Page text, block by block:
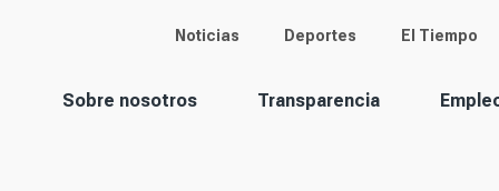
Main menu
Noticias Deportes El Tiempo
Corporación
Sobre nosotros Transparencia